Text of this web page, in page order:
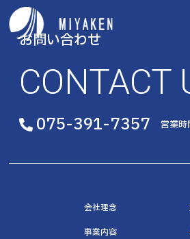
お問い合わせ
CONTACT
075-391-7357 営業
会社理念
事業内容